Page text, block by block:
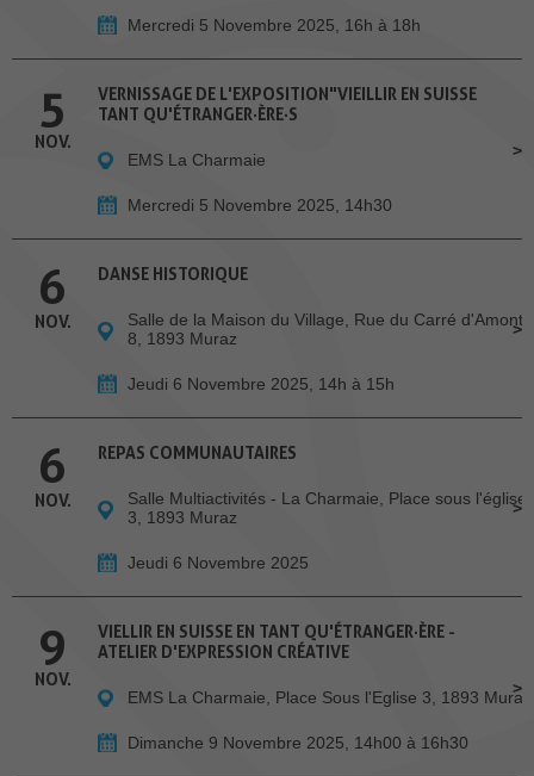
Mercredi 5 Novembre 2025, 16h à 18h
5
NOV.
VERNISSAGE DE L'EXPOSITION"VIEILLIR EN SUISSE
TANT QU'ÉTRANGER·ÈRE·S
EMS La Charmaie
Mercredi 5 Novembre 2025, 14h30
6
NOV.
DANSE HISTORIQUE
Salle de la Maison du Village, Rue du Carré d'Amont
8, 1893 Muraz
Jeudi 6 Novembre 2025, 14h à 15h
6
NOV.
REPAS COMMUNAUTAIRES
Salle Multiactivités - La Charmaie, Place sous l'église
3, 1893 Muraz
Jeudi 6 Novembre 2025
9
NOV.
VIELLIR EN SUISSE EN TANT QU'ÉTRANGER·ÈRE -
ATELIER D'EXPRESSION CRÉATIVE
EMS La Charmaie, Place Sous l'Eglise 3, 1893 Muraz
Dimanche 9 Novembre 2025, 14h00 à 16h30